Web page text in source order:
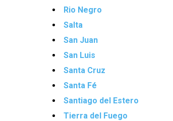
Rio Negro
Salta
San Juan
San Luis
Santa Cruz
Santa Fé
Santiago del Estero
Tierra del Fuego